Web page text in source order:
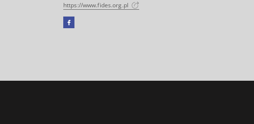
https://www.fides.org.pl
Facebook
nowej